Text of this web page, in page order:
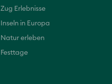
Zug Erlebnisse
Inseln in Europa
Natur erleben
Festtage